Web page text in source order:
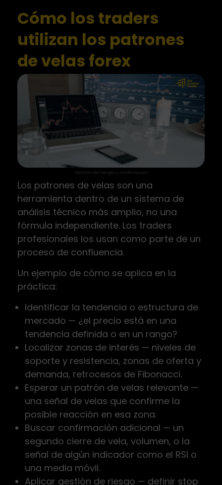
Cómo los traders
utilizan los patrones
de velas forex
Gestión del riesgo y confirmación
Los patrones de velas son una
herramienta dentro de un sistema de
análisis técnico más amplio, no una
fórmula independiente. Los traders
profesionales los usan como parte de un
proceso de confluencia.
Un ejemplo de cómo se aplica en la
práctica:
Identificar la tendencia o estructura de
mercado — ¿el precio está en una
tendencia definida o en un rango?
Localizar zonas de interés — niveles de
soporte y resistencia, zonas de oferta y
demanda, retrocesos de Fibonacci.
Esperar un patrón de velas relevante —
una señal de velas que confirme la
posible reacción en esa zona.
Buscar confirmación adicional — un
segundo cierre de vela, volumen, o la
señal de algún indicador como el RSI o
una media móvil.
Aplicar gestión de riesgo — definir stop